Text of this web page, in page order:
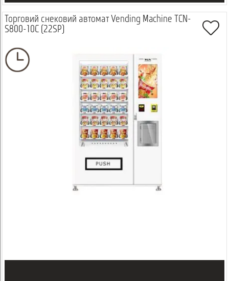
Торговий снековий автомат Vending Machine TCN-
S800-10C (22SP)